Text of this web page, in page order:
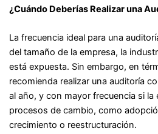
¿Cuándo Deberías Realizar una
La frecuencia ideal para una
del tamaño de la empresa, la
está expuesta. Sin embargo, en
recomienda realizar una auditoría
al año, y con mayor frecuencia si la
procesos de cambio, como
crecimiento o reestructuración.